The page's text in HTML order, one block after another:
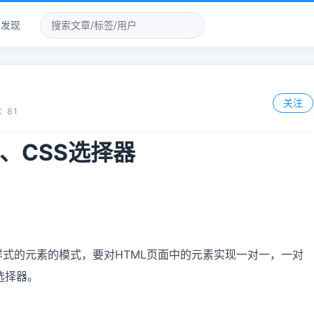
发现
81
关注
CSS选择器
元素的模式，要对HTML页面中的元素实现一对一，一对
器。